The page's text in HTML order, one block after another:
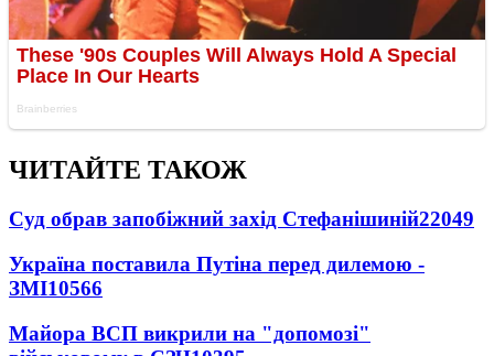
ЧИТАЙТЕ ТАКОЖ
Суд обрав запобіжний захід Стефанішиній22049
Україна поставила Путіна перед дилемою -
ЗМІ10566
Майора ВСП викрили на "допомозі"